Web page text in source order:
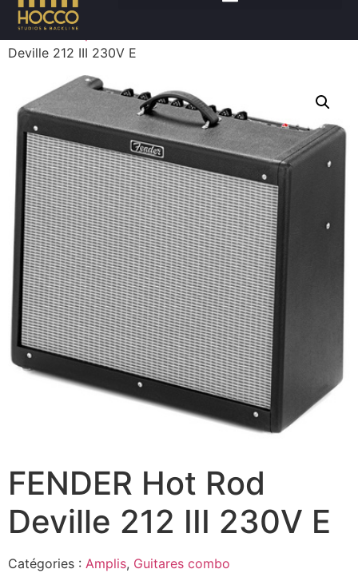
Accueil/Amplis
Deville 212 III 230V E
FENDER Hot Rod
Deville 212 III 230V E
Catégories : Amplis, Guitares combo